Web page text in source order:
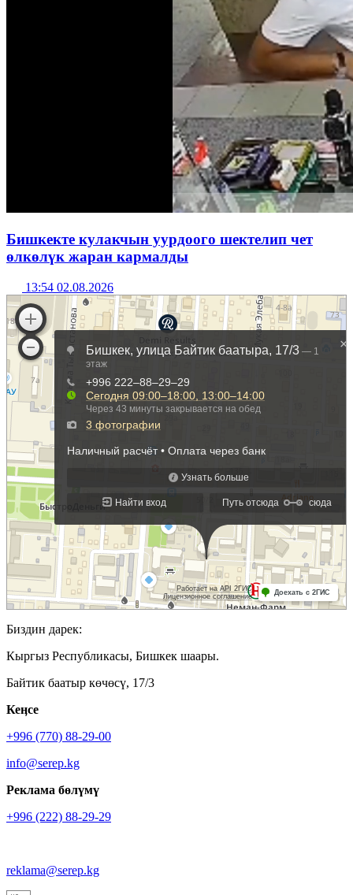
Бишкекте кулакчын уурдоого шектелип чет
өлкөлүк жаран кармалды
13:54 02.08.2026
Биздин дарек:
Кыргыз Республикасы, Бишкек шаары.
Байтик баатыр көчөсү, 17/3
Кеӊсе
+996 (770) 88-29-00
info@serep.kg
Реклама бөлүмү
+996 (222) 88-29-29
reklama@serep.kg